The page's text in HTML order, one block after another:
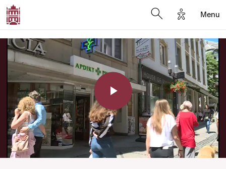
Options
Menu
Play
Video